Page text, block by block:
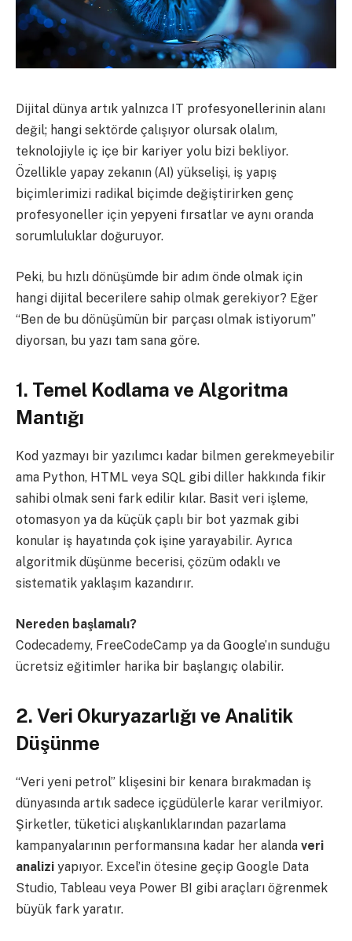
Dijital dünya artık yalnızca IT profesyonellerinin alanı
değil; hangi sektörde çalışıyor olursak olalım,
teknolojiyle iç içe bir kariyer yolu bizi bekliyor.
Özellikle yapay zekanın (AI) yükselişi, iş yapış
biçimlerimizi radikal biçimde değiştirirken genç
profesyoneller için yepyeni fırsatlar ve aynı oranda
sorumluluklar doğuruyor.
Peki, bu hızlı dönüşümde bir adım önde olmak için
hangi dijital becerilere sahip olmak gerekiyor? Eğer
“Ben de bu dönüşümün bir parçası olmak istiyorum”
diyorsan, bu yazı tam sana göre.
1. Temel Kodlama ve Algoritma
Mantığı
Kod yazmayı bir yazılımcı kadar bilmen gerekmeyebilir
ama Python, HTML veya SQL gibi diller hakkında fikir
sahibi olmak seni fark edilir kılar. Basit veri işleme,
otomasyon ya da küçük çaplı bir bot yazmak gibi
konular iş hayatında çok işine yarayabilir. Ayrıca
algoritmik düşünme becerisi, çözüm odaklı ve
sistematik yaklaşım kazandırır.
Nereden başlamalı?
Codecademy, FreeCodeCamp ya da Google’ın sunduğu
ücretsiz eğitimler harika bir başlangıç olabilir.
2. Veri Okuryazarlığı ve Analitik
Düşünme
“Veri yeni petrol” klişesini bir kenara bırakmadan iş
dünyasında artık sadece içgüdülerle karar verilmiyor.
Şirketler, tüketici alışkanlıklarından pazarlama
kampanyalarının performansına kadar her alanda veri
analizi yapıyor. Excel’in ötesine geçip Google Data
Studio, Tableau veya Power BI gibi araçları öğrenmek
büyük fark yaratır.